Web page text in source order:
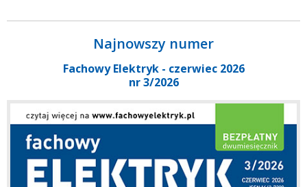
Najnowszy numer
Fachowy Elektryk - czerwiec 2026
nr 3/2026